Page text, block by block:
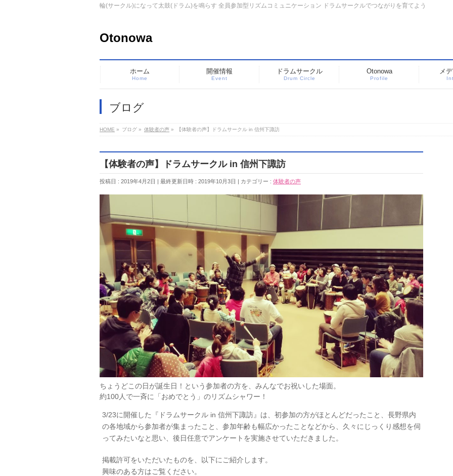
輪(サークル)になって太鼓(ドラム)を鳴らす 全員参加型リズムコミュニケーション ドラムサークルでつながりを育てよう
Otonowa
ホーム
Home
開催情報
Event
ドラムサークル
Drum Circle
Otonowa
Profile
メ
ブログ
HOME » ブログ » 体験者の声 » 【体験者の声】ドラムサークル in 信州下諏訪
【体験者の声】ドラムサークル in 信州下諏訪
投稿日 : 2019年4月2日 最終更新日時 : 2019年10月3日 カテゴリー : 体験者の声
ちょうどこの日が誕生日！という参加者の方を、みんなでお祝いした場面。
約100人で一斉に「おめでとう」のリズムシャワー！
3/23に開催した『ドラムサークル in 信州下諏訪』は、初参加の方がほとんどだったこと、長野県内
の各地域から参加者が集まったこと、参加年齢も幅広かったことなどから、久々にじっくり感想を伺
ってみたいなと思い、後日任意でアンケートを実施させていただきました。
掲載許可をいただいたものを、以下にご紹介します。
興味のある方はご覧ください。